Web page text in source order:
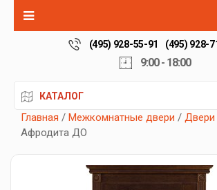
(495) 928-55-91 (495) 928-
9:00 - 18:00
КАТАЛОГ
Главная / Межкомнатные двери / Двери
Афродита ДО